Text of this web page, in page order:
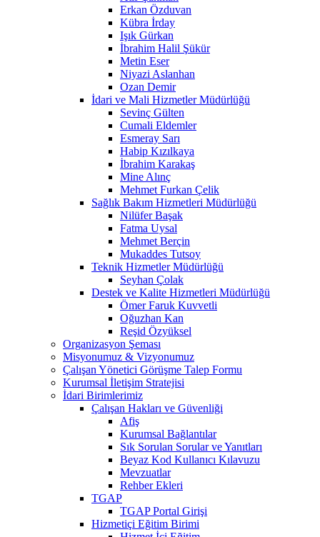
Erkan Özduvan
Kübra İrday
Işık Gürkan
İbrahim Halil Şükür
Metin Eser
Niyazi Aslanhan
Ozan Demir
İdari ve Mali Hizmetler Müdürlüğü
Sevinç Gülten
Cumali Eldemler
Esmeray Sarı
Habip Kızılkaya
İbrahim Karakaş
Mine Alınç
Mehmet Furkan Çelik
Sağlık Bakım Hizmetleri Müdürlüğü
Nilüfer Başak
Fatma Uysal
Mehmet Berçin
Mukaddes Tutsoy
Teknik Hizmetler Müdürlüğü
Seyhan Çolak
Destek ve Kalite Hizmetleri Müdürlüğü
Ömer Faruk Kuvvetli
Oğuzhan Kan
Reşid Özyüksel
Organizasyon Şeması
Misyonumuz & Vizyonumuz
Çalışan Yönetici Görüşme Talep Formu
Kurumsal İletişim Stratejisi
İdari Birimlerimiz
Çalışan Hakları ve Güvenliği
Afiş
Kurumsal Bağlantılar
Sık Sorulan Sorular ve Yanıtları
Beyaz Kod Kullanıcı Kılavuzu
Mevzuatlar
Rehber Ekleri
TGAP
TGAP Portal Girişi
Hizmetiçi Eğitim Birimi